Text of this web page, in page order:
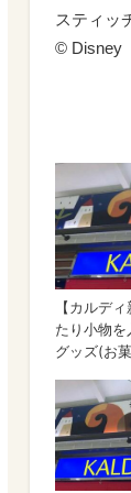
スティッ
© Disney